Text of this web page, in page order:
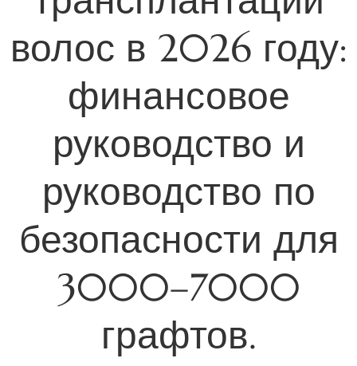
волос в 2026 году:
финансовое
руководство и
руководство по
безопасности для
3000–7000
графтов.